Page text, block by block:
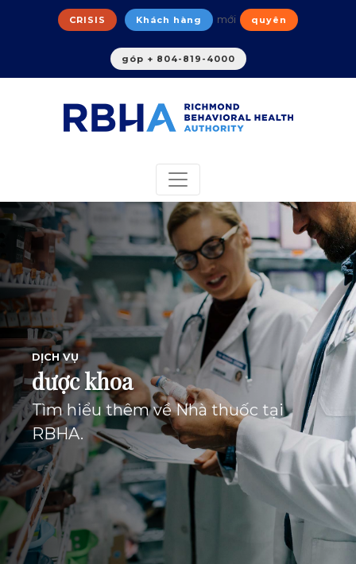
CRISIS Khách hàng mới quyên
góp + 804-819-4000
DỊCH VỤ
dược khoa
Tìm hiểu thêm về Nhà thuốc tại
RBHA.